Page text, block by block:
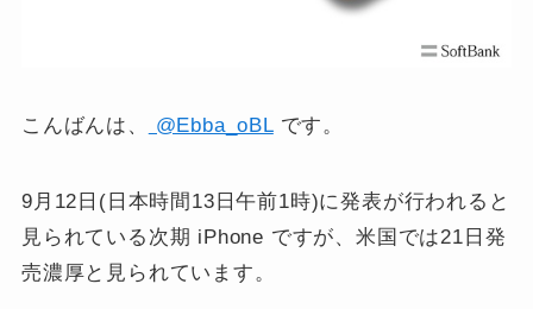
こんばんは、 @Ebba_oBLです。
9月12日(日本時間13日午前1時)に発表が行われると
見られている次期 iPhone ですが、米国では21日発
売濃厚と見られています。